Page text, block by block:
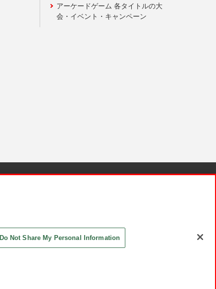
アーケードゲーム 各タイトルの大
会・イベント・キャンペーン
Do Not Share My Personal Information